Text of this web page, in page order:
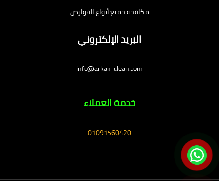
مكافحة جميع أنواع القوارض
البريد الإلكتروني
info@arkan-clean.com
خدمة العملاء
01091560420